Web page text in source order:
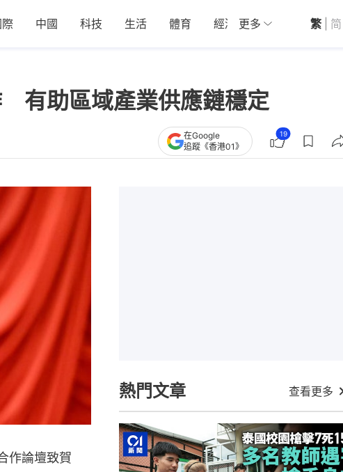
際 中國 科技 生活 體育 經濟 01深圳 觀點
更多 繁 简
有助區域產業供應鏈穩定
在Google
追蹤《香港01》
19
作論壇致賀
熱門文章 查看更多